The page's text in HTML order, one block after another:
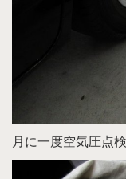
月に一度空気圧点